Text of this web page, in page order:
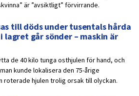
är ”avsiktligt” förvirrande.
till döds under tusentals hårda
lagret går sönder – maskin är
de 40 kilo tunga osthjulen för hand, och
kunde lokalisera den 75-årige
roterade hjulen trolig orsak till olyckan.